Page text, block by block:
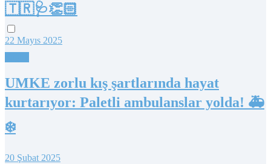
🇹🇷🩺👏🏻
22 Mayıs 2025
UMKE zorlu kış şartlarında hayat
kurtarıyor: Paletli ambulanslar yolda! 🚑
❄️
20 Şubat 2025